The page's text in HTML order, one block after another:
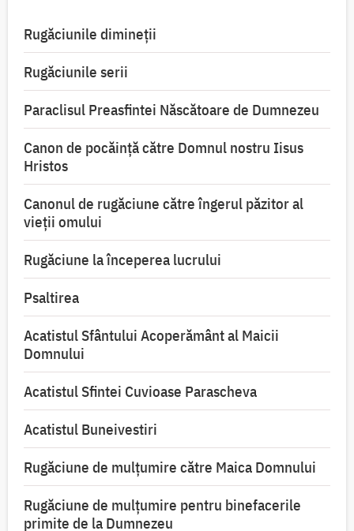
Rugăciunile dimineții
Rugăciunile serii
Paraclisul Preasfintei Născătoare de Dumnezeu
Canon de pocăință către Domnul nostru Iisus
Hristos
Canonul de rugăciune către îngerul păzitor al
vieții omului
Rugăciune la începerea lucrului
Psaltirea
Acatistul Sfântului Acoperământ al Maicii
Domnului
Acatistul Sfintei Cuvioase Parascheva
Acatistul Buneivestiri
Rugăciune de mulţumire către Maica Domnului
Rugăciune de mulțumire pentru binefacerile
primite de la Dumnezeu